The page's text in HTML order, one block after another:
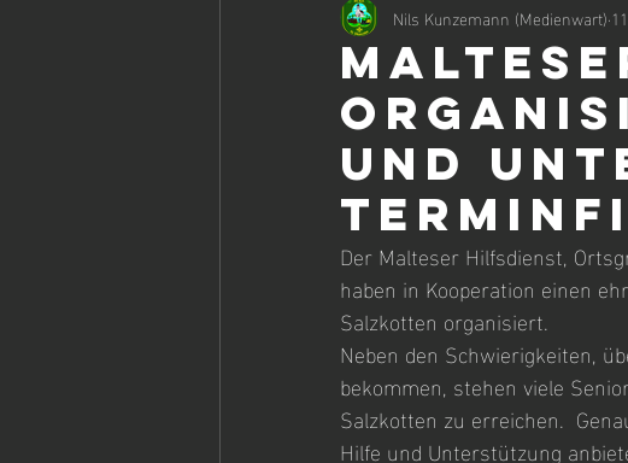
und
Nils Kunzemann (Medienwart)
Der Malteser Hilfsdienst,
haben in Kooperation einen
Salzkotten organisiert.
Neben den Schwierigkeiten,
bekommen, stehen viele
Salzkotten zu erreichen.
Hilfe und Unterstützung